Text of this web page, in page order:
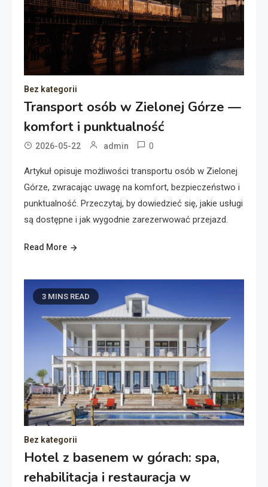
Bez kategorii
Transport osób w Zielonej Górze —
komfort i punktualność
2026-05-22 admin 0
Artykuł opisuje możliwości transportu osób w Zielonej
Górze, zwracając uwagę na komfort, bezpieczeństwo i
punktualność. Przeczytaj, by dowiedzieć się, jakie usługi
są dostępne i jak wygodnie zarezerwować przejazd.
Read More
3 MINS READ
Bez kategorii
Hotel z basenem w górach: spa,
rehabilitacja i restauracja w